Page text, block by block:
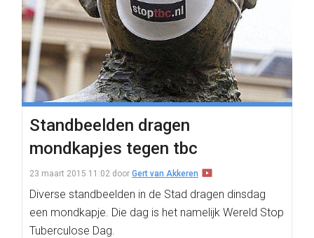
Standbeelden dragen
mondkapjes tegen tbc
23 maart 2015 11:02 door Gert van Akkeren
Diverse standbeelden in de Stad dragen dinsdag
een mondkapje. Die dag is het namelijk Wereld Stop
Tuberculose Dag.